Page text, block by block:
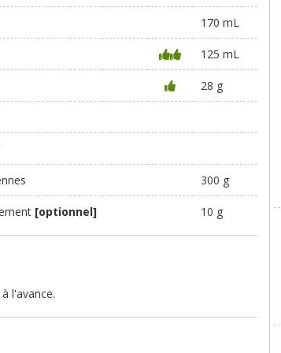
170 mL
125 mL
28 g
300 g
[optionnel] 10 g
à l'avance.